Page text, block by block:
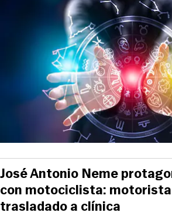
José Antonio Neme
con motociclista:
trasladado a clínica